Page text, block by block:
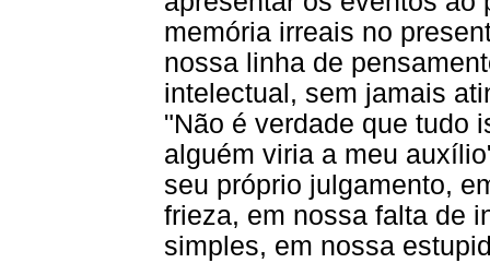
memória irreais no
nossa linha de
intelectual, sem jamais
"Não é verdade que tudo
alguém viria a meu
seu próprio julgamento,
frieza, em nossa falta de
simples, em nossa